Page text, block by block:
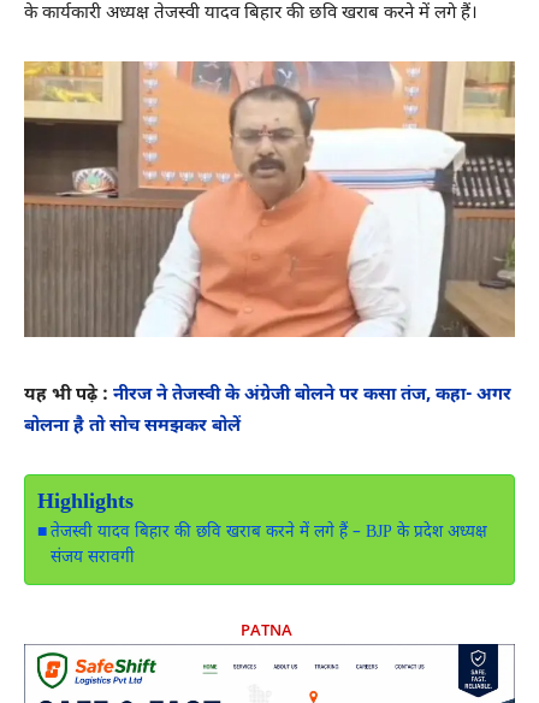
के कार्यकारी अध्यक्ष तेजस्वी यादव बिहार की छवि खराब करने में लगे हैं।
यह भी पढ़े : नीरज ने तेजस्वी के अंग्रेजी बोलने पर कसा तंज, कहा- अगर
बोलना है तो सोच समझकर बोलें
Highlights
तेजस्वी यादव बिहार की छवि खराब करने में लगे हैं – BJP के प्रदेश अध्यक्ष
संजय सरावगी
PATNA